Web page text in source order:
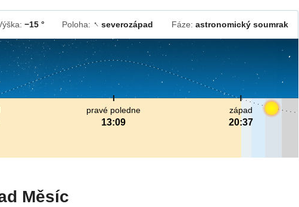
−15 ° Poloha: ↓severozápad Fáze: astronomický soumrak
pravé poledne
13:09
západ
20:37
Měsíc